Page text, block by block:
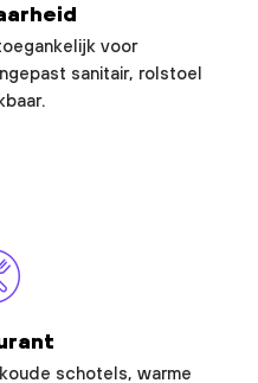
voor
sanitair, rolstoel
schotels, warme